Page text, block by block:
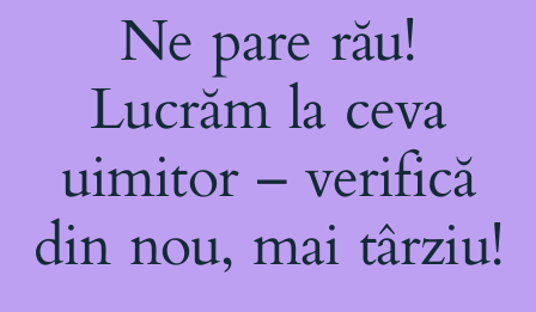
Ne pare rău!
Lucrăm la ceva
uimitor – verifică
din nou, mai târziu!